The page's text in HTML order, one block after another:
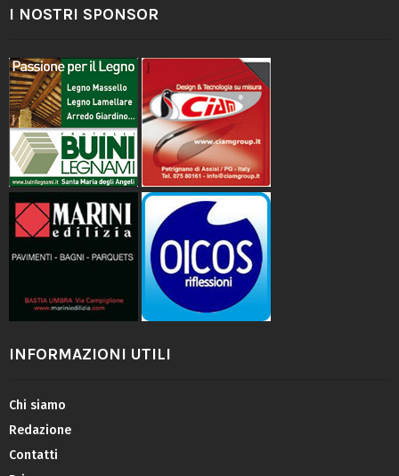
I NOSTRI SPONSOR
INFORMAZIONI UTILI
Chi siamo
Redazione
Contatti